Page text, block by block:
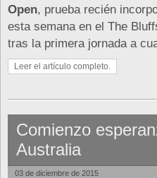
Open, prueba recién
esta semana en el The
tras la primera jornada a
Leer el artículo completo.
Comienzo
Australia
03 de diciembre de 2015